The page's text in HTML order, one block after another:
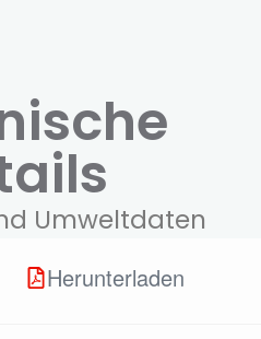
Umweltdaten
Herunterladen